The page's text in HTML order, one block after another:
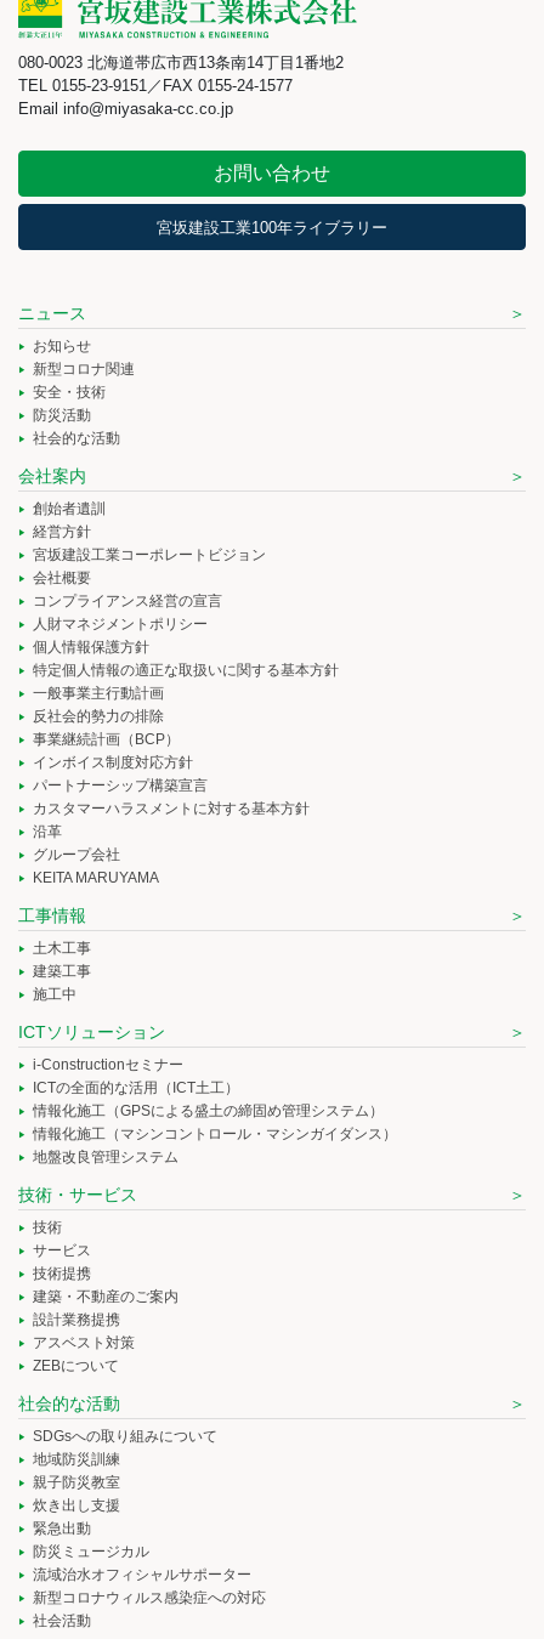
080-0023 北海道帯広市西13条南14丁目1番地2
TEL 0155-23-9151／FAX 0155-24-1577
Email info@miyasaka-cc.co.jp
お問い合わせ
宮坂建設工業100年ライブラリー
ニュース
お知らせ
新型コロナ関連
安全・技術
防災活動
社会的な活動
会社案内
創始者遺訓
経営方針
宮坂建設工業コーポレートビジョン
会社概要
コンプライアンス経営の宣言
人財マネジメントポリシー
個人情報保護方針
特定個人情報の適正な取扱いに関する基本方針
一般事業主行動計画
反社会的勢力の排除
事業継続計画（BCP）
インボイス制度対応方針
パートナーシップ構築宣言
カスタマーハラスメントに対する基本方針
沿革
グループ会社
KEITA MARUYAMA
工事情報
土木工事
建築工事
施工中
ICTソリューション
i-Constructionセミナー
ICTの全面的な活用（ICT土工）
情報化施工（GPSによる盛土の締固め管理システム）
情報化施工（マシンコントロール・マシンガイダンス）
地盤改良管理システム
技術・サービス
技術
サービス
技術提携
建築・不動産のご案内
設計業務提携
アスベスト対策
ZEBについて
社会的な活動
SDGsへの取り組みについて
地域防災訓練
親子防災教室
炊き出し支援
緊急出動
防災ミュージカル
流域治水オフィシャルサポーター
新型コロナウィルス感染症への対応
社会活動